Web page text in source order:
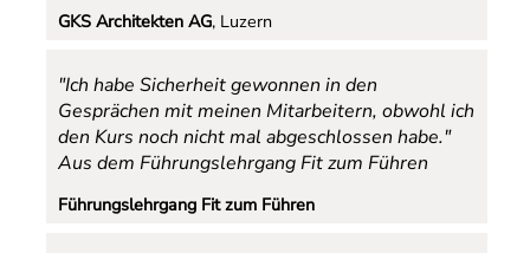
GKS Architekten AG, Luzern
"Ich habe Sicherheit gewonnen in den
Gesprächen mit meinen Mitarbeitern, obwohl ich
den Kurs noch nicht mal abgeschlossen habe."
Aus dem Führungslehrgang Fit zum Führen
Führungslehrgang Fit zum Führen